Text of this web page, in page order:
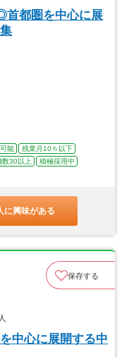
首都圏を中心に展
能
残業月10ｈ以下
数30以上
積極採用中
に興味がある
保存する
中心に展開する中